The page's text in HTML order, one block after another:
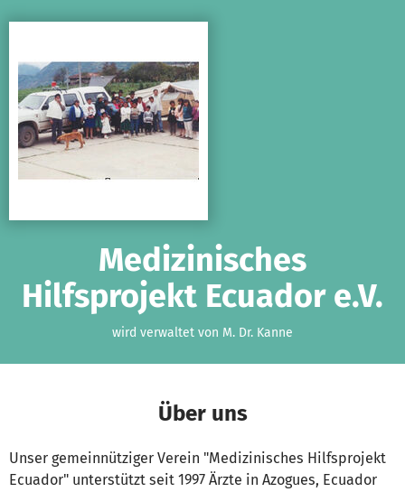
Medizinisches
Hilfsprojekt Ecuador e.V.
wird verwaltet von M. Dr. Kanne
Über uns
Unser gemeinnütziger Verein "Medizinisches Hilfsprojekt
Ecuador" unterstützt seit 1997 Ärzte in Azogues, Ecuador